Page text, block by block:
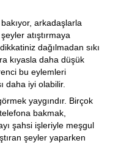
arkadaşlarla
atıştırmaya
dağılmadan sıkı
kıyasla daha düşük
bu eylemleri
daha iyi olabilir.
yaygındır. Birçok
bakmak,
şahsi işleriyle meşgul
şeyler yaparken